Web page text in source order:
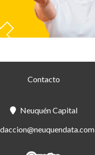
Contacto
Neuquén Capital